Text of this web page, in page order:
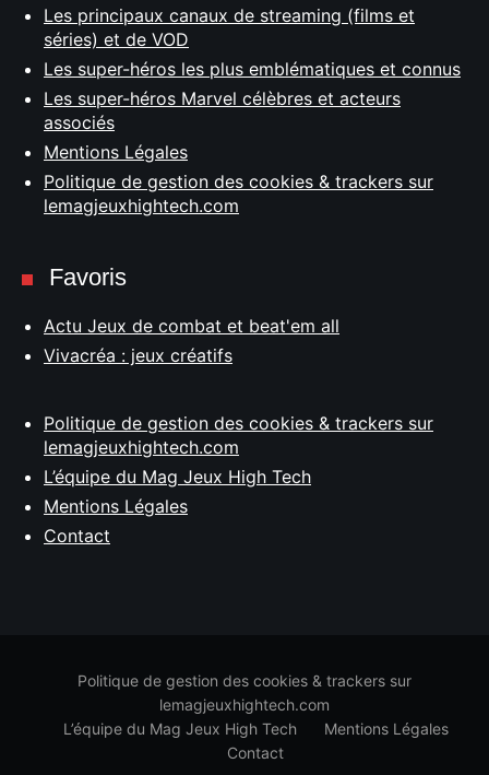
Les principaux canaux de streaming (films et
séries) et de VOD
Les super-héros les plus emblématiques et connus
Les super-héros Marvel célèbres et acteurs
associés
Mentions Légales
Politique de gestion des cookies & trackers sur
lemagjeuxhightech.com
Favoris
Actu Jeux de combat et beat'em all
Vivacréa : jeux créatifs
Politique de gestion des cookies & trackers sur
lemagjeuxhightech.com
L’équipe du Mag Jeux High Tech
Mentions Légales
Contact
Politique de gestion des cookies & trackers sur
lemagjeuxhightech.com
L’équipe du Mag Jeux High Tech
Mentions Légales
Contact